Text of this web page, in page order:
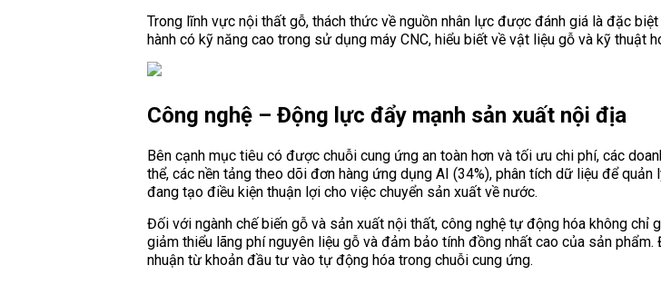
Trong lĩnh vực nội thất gỗ, thách thức về nguồn nhân lực được đánh giá là đặc
hành có kỹ năng cao trong sử dụng máy CNC, hiểu biết về vật liệu gỗ và kỹ thuật
Công nghệ – Động lực đẩy mạnh sản xuất nội địa
Bên cạnh mục tiêu có được chuỗi cung ứng an toàn hơn và tối ưu chi phí, các
thể, các nền tảng theo dõi đơn hàng ứng dụng AI (34%), phân tích dữ liệu để
đang tạo điều kiện thuận lợi cho việc chuyển sản xuất về nước.
Đối với ngành chế biến gỗ và sản xuất nội thất, công nghệ tự động hóa không chỉ
giảm thiểu lãng phí nguyên liệu gỗ và đảm bảo tính đồng nhất cao của sản
nhuận từ khoản đầu tư vào tự động hóa trong chuỗi cung ứng.